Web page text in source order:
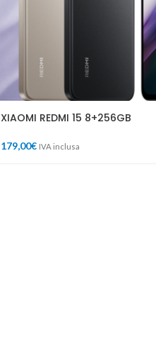
XIAOMI REDMI 15 8+256GB
179,00€ IVA inclusa